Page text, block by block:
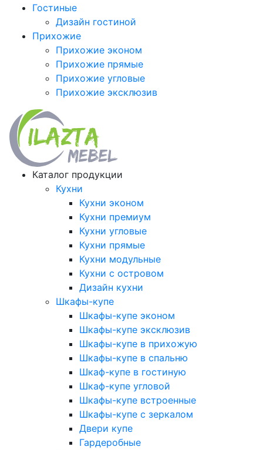
Гостиные
Дизайн гостиной
Прихожие
Прихожие эконом
Прихожие прямые
Прихожие угловые
Прихожие эксклюзив
Каталог продукции
Кухни
Кухни эконом
Кухни премиум
Кухни угловые
Кухни прямые
Кухни модульные
Кухни с островом
Дизайн кухни
Шкафы-купе
Шкафы-купе эконом
Шкафы-купе эксклюзив
Шкафы-купе в прихожую
Шкафы-купе в спальню
Шкаф-купе в гостиную
Шкаф-купе угловой
Шкафы-купе встроенные
Шкафы-купе с зеркалом
Двери купе
Гардеробные